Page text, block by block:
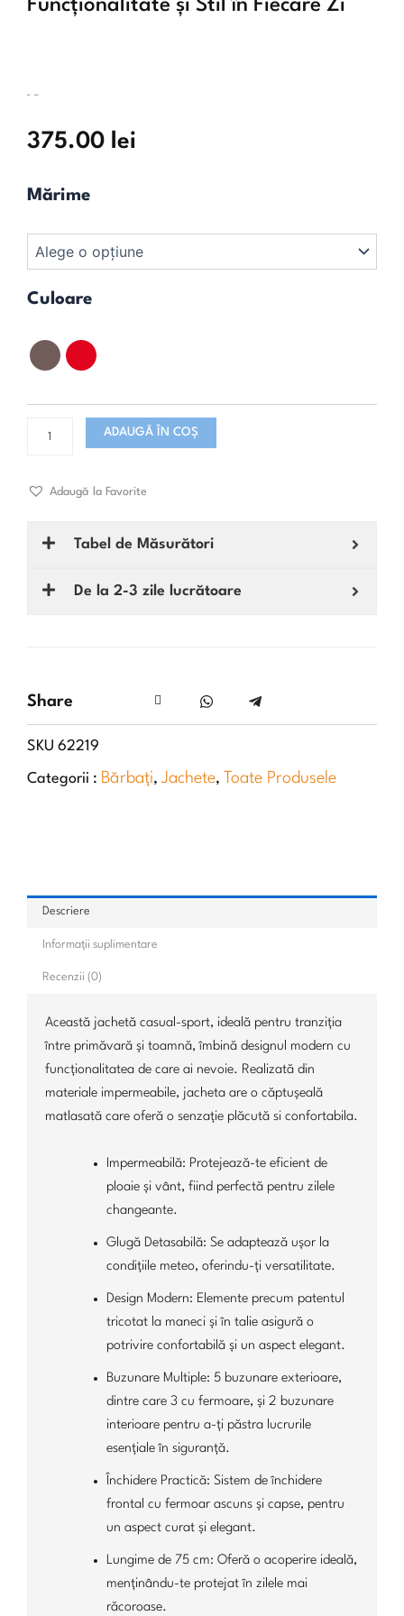
Funcționalitate și Stil în Fiecare Zi
375.00 lei
Mărime
Culoare
Urban
ADAUGĂ ÎN COȘ
Adaugă la Favorite
Tabel de Măsurători
De la 2-3 zile lucrătoare
Share
SKU 62219
Categorii : Bărbați, Jachete, Toate Produsele
Descriere
Informații suplimentare
Recenzii (0)
Această jachetă casual-sport, ideală pentru tranziția
între primăvară și toamnă, îmbină designul modern cu
funcționalitatea de care ai nevoie. Realizată din
materiale impermeabile, jacheta are o căptușeală
matlasată care oferă o senzație plăcută si confortabila.
Impermeabilă: Protejează-te eficient de
ploaie și vânt, fiind perfectă pentru zilele
changeante.
Glugă Detasabilă: Se adaptează ușor la
condițiile meteo, oferindu-ți versatilitate.
Design Modern: Elemente precum patentul
tricotat la maneci și în talie asigură o
potrivire confortabilă și un aspect elegant.
Buzunare Multiple: 5 buzunare exterioare,
dintre care 3 cu fermoare, și 2 buzunare
interioare pentru a-ți păstra lucrurile
esențiale în siguranță.
Închidere Practică: Sistem de închidere
frontal cu fermoar ascuns și capse, pentru
un aspect curat și elegant.
Lungime de 75 cm: Oferă o acoperire ideală,
menținându-te protejat în zilele mai
răcoroase.